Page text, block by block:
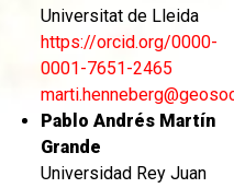
Universitat de Lleida
https://orcid.org/0000-
0001-7651-2465
Pablo Andrés Martín
Grande
Universidad Rey Juan